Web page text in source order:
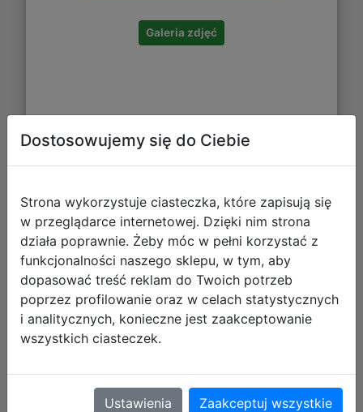
Galeria zdjęć
Mega Creative Mozaika magnetyczna
Truskawka 572035
Dostosowujemy się do Ciebie
Strona wykorzystuje ciasteczka, które zapisują się
w przeglądarce internetowej. Dzięki nim strona
działa poprawnie. Żeby móc w pełni korzystać z
funkcjonalności naszego sklepu, w tym, aby
dopasować treść reklam do Twoich potrzeb
poprzez profilowanie oraz w celach statystycznych
i analitycznych, konieczne jest zaakceptowanie
wszystkich ciasteczek.
Ustawienia Zaakceptuj wszystkie